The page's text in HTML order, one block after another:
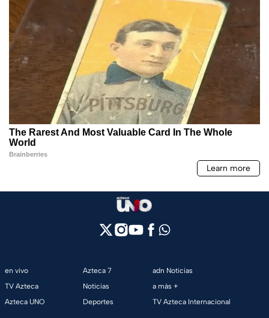
en vivo
TV Azteca
Azteca UNO
Azteca 7
Noticias
Deportes
adn Noticias
a más +
TV Azteca Internacional